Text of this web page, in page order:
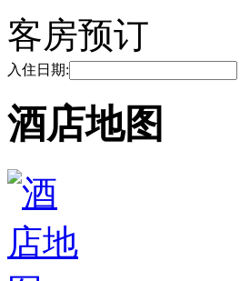
客房预订
入住日期:
酒店地图